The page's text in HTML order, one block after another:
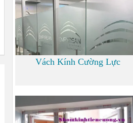
Vách Kính Cường Lực
0 đ